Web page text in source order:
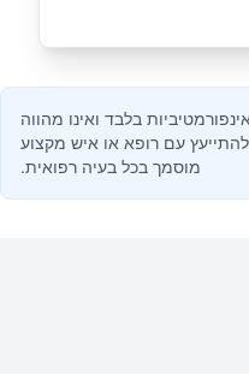
בלבד ואינו מהווה
להתייעץ עם רופא או איש מקצוע
מוסמך בכל בעיה רפואית.